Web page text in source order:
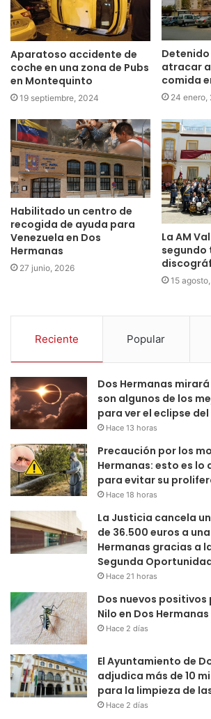
Aparatoso accidente de
coche en una zona de Pubs
en Montequinto
19 septiembre, 2024
atracar
comida
24 enero,
Habilitado un centro de
recogida de ayuda para
Venezuela en Dos
Hermanas
27 junio, 2026
La AM
15
Reciente Popular
Dos Hermanas
son algunos de los
para ver el eclipse
Hace 13 horas
Precaución por los
Hermanas: esto es lo
para evitar su
Hace 18 horas
La Justicia cancela
de 36.500 euros a
Hermanas gracias a
Segunda
Hace 21 horas
Dos nuevos positivos
Nilo en Dos Hermanas
Hace 2 días
El Ayuntamiento de
adjudica más de 10
para la limpieza de
Hace 2 días